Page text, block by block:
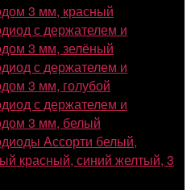
3 мм, красный
с держателем и
3 мм, зелёный
с держателем и
3 мм, голубой
с держателем и
3 мм, белый
Ассорти белый,
красный, синий желтый, 3